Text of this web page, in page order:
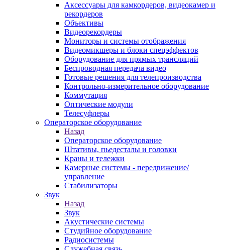
Аксессуары для камкордеров, видеокамер и
рекордеров
Объективы
Видеорекордеры
Мониторы и системы отображения
Видеомикшеры и блоки спецэффектов
Оборудование для прямых трансляций
Беспроводная передача видео
Готовые решения для телепроизводства
Контрольно-измерительное оборудование
Коммутация
Оптические модули
Телесуфлеры
Операторское оборудование
Назад
Операторское оборудование
Штативы, пьедесталы и головки
Краны и тележки
Камерные системы - передвижение/
управление
Стабилизаторы
Звук
Назад
Звук
Акустические системы
Студийное оборудование
Радиосистемы